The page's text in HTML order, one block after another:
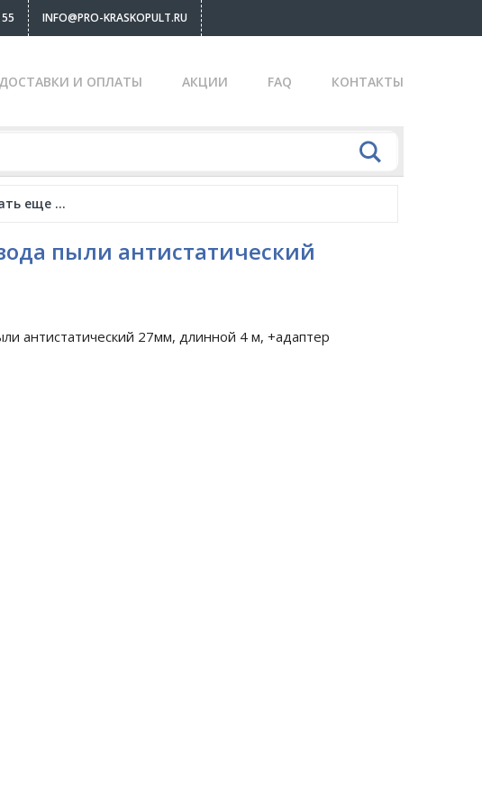
INFO@PRO-KRASKOPULT.RU
И ОПЛАТЫ АКЦИИ FAQ КОНТАКТЫ
еще ...
пыли антистатический
антистатический 27мм, длинной 4 м, +адаптер